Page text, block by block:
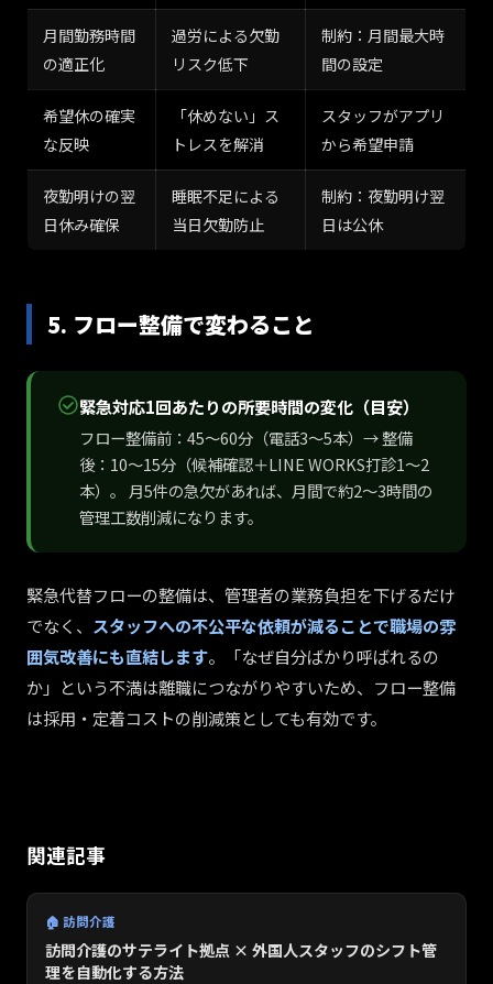
月間勤務時間
の適正化
過労による欠勤
リスク低下
制約：月間最大時
間の設定
希望休の確実
な反映
「休めない」ス
トレスを解消
スタッフがアプリ
から希望申請
夜勤明けの翌
日休み確保
睡眠不足による
当日欠勤防止
制約：夜勤明け翌
日は公休
5. フロー整備で変わること
緊急対応1回あたりの所要時間の変化（目安）
フロー整備前：45〜60分（電話3〜5本）→ 整備
後：10〜15分（候補確認＋LINE WORKS打診1〜2
本）。 月5件の急欠があれば、月間で約2〜3時間の
管理工数削減になります。
緊急代替フローの整備は、管理者の業務負担を下げるだけ
でなく、 スタッフへの不公平な依頼が減ることで職場の雰
囲気改善にも直結します。「なぜ自分ばかり呼ばれるの
か」という不満は離職につながりやすいため、フロー整備
は採用・定着コストの削減策としても有効です。
関連記事
🏠 訪問介護
訪問介護のサテライト拠点 × 外国人スタッフのシフト管
理を自動化する方法